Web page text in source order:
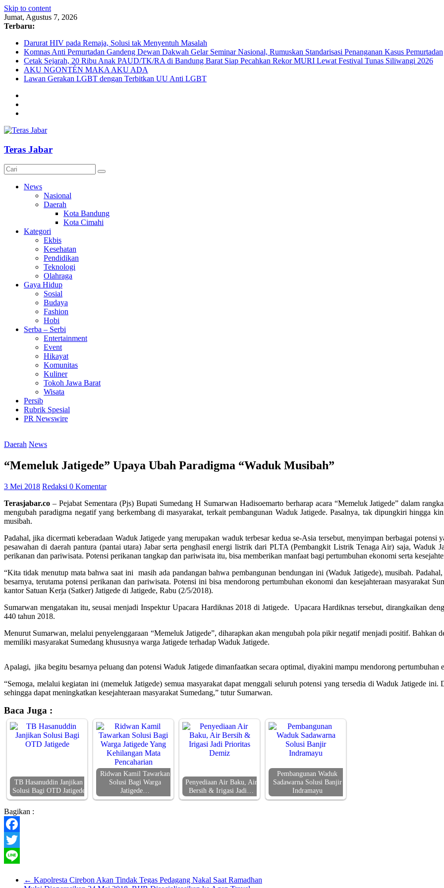
Skip to content
Jumat, Agustus 7, 2026
Terbaru:
Darurat HIV pada Remaja, Solusi tak Menyentuh Masalah
Komnas Anti Pemurtadan Gandeng Dewan Dakwah Gelar Seminar Nasional, Rumuskan Standarisasi Penanganan Kasus Pemurtadan
Cetak Sejarah, 20 Ribu Anak PAUD/TK/RA di Bandung Barat Siap Pecahkan Rekor MURI Lewat Festival Tunas Siliwangi 2026
AKU NGONTÉN MAKA AKU ADA
Lawan Gerakan LGBT dengan Terbitkan UU Anti LGBT
Teras Jabar
News
Nasional
Daerah
Kota Bandung
Kota Cimahi
Kategori
Ekbis
Kesehatan
Pendidikan
Teknologi
Olahraga
Gaya Hidup
Sosial
Budaya
Fashion
Hobi
Serba – Serbi
Entertainment
Event
Hikayat
Komunitas
Kuliner
Tokoh Jawa Barat
Wisata
Persib
Rubrik Spesial
PR Newswire
Daerah News
“Memeluk Jatigede” Upaya Ubah Paradigma “Waduk Musibah”
3 Mei 2018 Redaksi 0 Komentar
Terasjabar.co – Pejabat Sementara (Pjs) Bupati Sumedang H Sumarwan Hadisoemarto berharap acara “Memeluk Jatigede” dalam
mengubah paradigma negatif yang berkembang di masyarakat, terkait pembangunan Waduk Jatigede. Pasalnya, tak dipungkiri hingga
musibah.
Padahal, jika dicermati keberadaan Waduk Jatigede yang merupakan waduk terbesar kedua se-Asia tersebut, menyimpan berbagai
pesawahan di daerah pantura (pantai utara) Jabar serta penghasil energi listrik dari PLTA (Pembangkit Listrik Tenaga Air) saja, Waduk
perikanan dan pariwisata. Potensi perikanan tangkap dan pariwisata itu, bisa memberikan manfaat bagi pertumbuhan ekonomi serta
“Kita tidak menutup mata bahwa saat ini masih ada pandangan bahwa pembangunan bendungan ini (Waduk Jatigede), musibah.
besarnya, terutama potensi perikanan dan pariwisata. Potensi ini bisa mendorong pertumbuhan ekonomi dan kesejahteraan masyarakat
kantor Satuan Kerja (Satker) Jatigede di Jatigede, Rabu (2/5/2018).
Sumarwan mengatakan itu, seusai menjadi Inspektur Upacara Hardiknas 2018 di Jatigede. Upacara Hardiknas tersebut, dirangkaikan
440 tahun 2018.
Menurut Sumarwan, melalui penyelenggaraan “Memeluk Jatigede”, diharapkan akan mengubah pola pikir negatif menjadi positif. Bahkan
memiliki masyarakat Sumedang khususnya warga Jatigede terhadap Waduk Jatigede.
Apalagi, jika begitu besarnya peluang dan potensi Waduk Jatigede dimanfaatkan secara optimal, diyakini mampu mendorong pertumbuhan
“Semoga, melalui kegiatan ini (memeluk Jatigede) semua masyarakat dapat menggali seluruh potensi yang tersedia di Waduk Jatigede
sehingga dapat meningkatkan kesejahteraan masyarakat Sumedang,” tutur Sumarwan.
Baca Juga :
TB Hasanuddin Janjikan
Solusi Bagi OTD Jatigede
Ridwan Kamil Tawarkan
Solusi Bagi Warga
Jatigede…
Penyediaan Air Baku, Air
Bersih & Irigasi Jadi…
Pembangunan Waduk
Sadawarna Solusi Banjir
Indramayu
Bagikan :
Facebook
Twitter
← Kapolresta Cirebon Akan Tindak Tegas Pedagang Nakal Saat Ramadhan